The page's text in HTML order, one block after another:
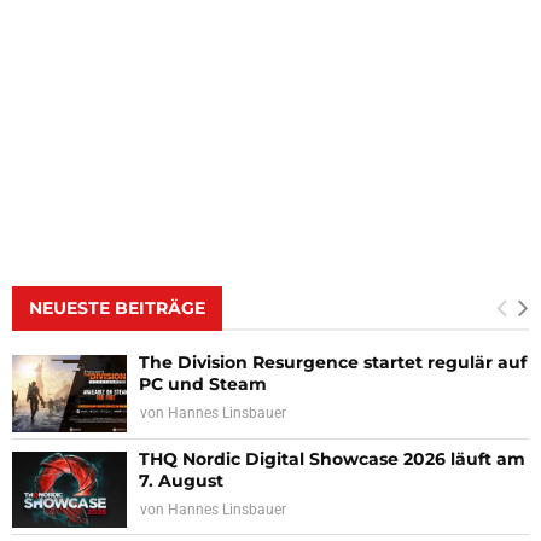
NEUESTE BEITRÄGE
The Division Resurgence startet regulär auf
PC und Steam
von Hannes Linsbauer
THQ Nordic Digital Showcase 2026 läuft am
7. August
von Hannes Linsbauer